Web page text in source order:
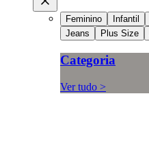
Feminino Infantil
Jeans
Plus Size
Categoria
Ver tudo >